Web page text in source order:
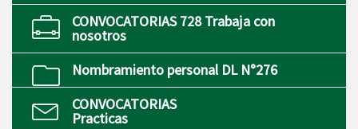
CONVOCATORIAS 728 Trabaja con
nosotros
Nombramiento personal DL N°276
CONVOCATORIAS
Practicas